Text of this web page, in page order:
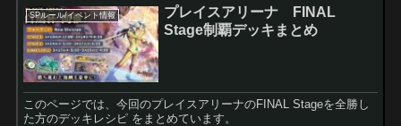
SPルール/イベント情報
プレイスアリーナ FINAL
Stage制覇デッキまとめ
このページでは、今回のプレイスアリーナのFINAL Stageを全勝し
た方のデッキレシピ をまとめています。